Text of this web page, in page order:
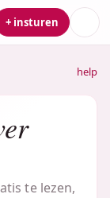
+ insturen
help
te lezen,